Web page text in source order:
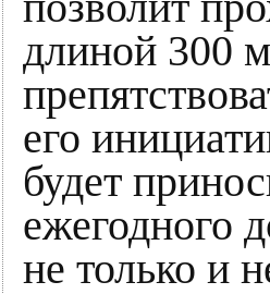
длиной 300
его
будет
ежегодного
не только и